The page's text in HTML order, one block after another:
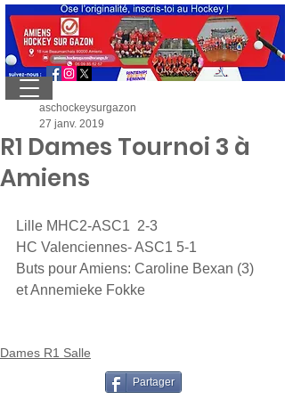
R1 Dames Tournoi 3 à
Amiens
aschockeysurgazon
27 janv. 2019
Lille MHC2-ASC1  2-3
HC Valenciennes- ASC1 5-1
Buts pour Amiens: Caroline Bexan (3)
et Annemieke Fokke
Dames R1 Salle
Partager